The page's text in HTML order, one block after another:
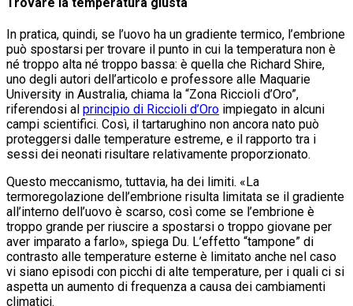
In pratica, quindi, se l’uovo ha un gradiente termico, l’embrione
può spostarsi per trovare il punto in cui la temperatura non è
né troppo alta né troppo bassa: è quella che Richard Shire,
uno degli autori dell’articolo e professore alle Maquarie
University in Australia, chiama la “Zona Riccioli d’Oro”,
riferendosi al principio di Riccioli d’Oro impiegato in alcuni
campi scientifici. Così, il tartarughino non ancora nato può
proteggersi dalle temperature estreme, e il rapporto tra i
sessi dei neonati risultare relativamente proporzionato.
Questo meccanismo, tuttavia, ha dei limiti. «La
termoregolazione dell’embrione risulta limitata se il gradiente
all’interno dell’uovo è scarso, così come se l’embrione è
troppo grande per riuscire a spostarsi o troppo giovane per
aver imparato a farlo», spiega Du. L’effetto “tampone” di
contrasto alle temperature esterne è limitato anche nel caso
vi siano episodi con picchi di alte temperature, per i quali ci si
aspetta un aumento di frequenza a causa dei cambiamenti
climatici.